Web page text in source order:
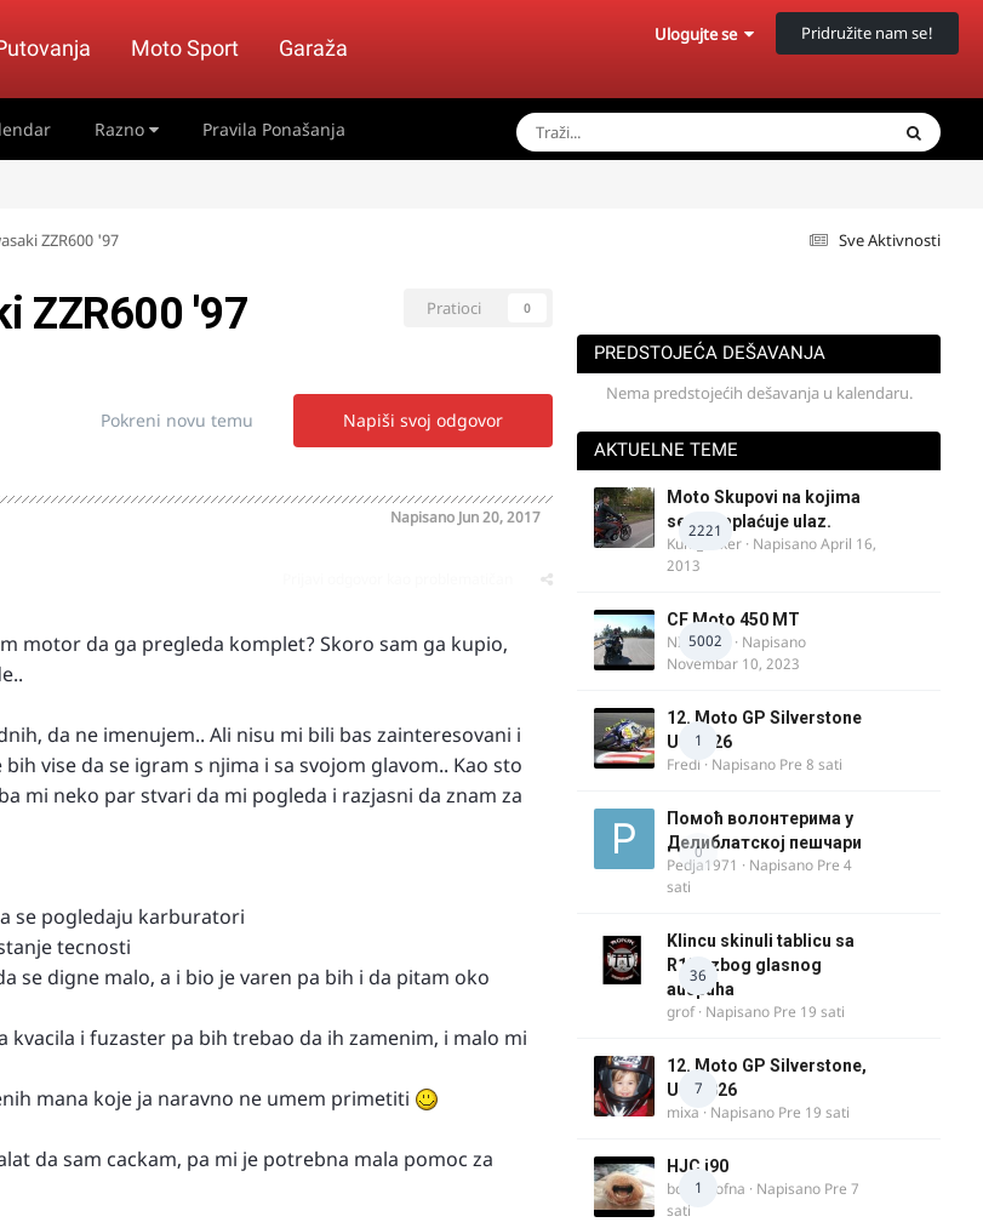
Moto Sport Garaža
Ulogujte se Pridružite nam se!
Razno Pravila Ponašanja
Sve Aktivnosti
ZZR600 '97
Pratioci 0
ZZR600 '97
Napiši svoj odgovor
Pokreni novu temu
Napisano Jun 20, 2017
motor da ga pregleda komplet? Skoro sam ga kupio,
da ne imenujem.. Ali nisu mi bili bas zainteresovani i
vise da se igram s njima i sa svojom glavom.. Kao sto
mi neko par stvari da mi pogleda i razjasni da znam za
se pogledaju karburatori
tecnosti
se digne malo, a i bio je varen pa bih i da pitam oko
i fuzaster pa bih trebao da ih zamenim, i malo mi
mana koje ja naravno ne umem primetiti
da sam cackam, pa mi je potrebna mala pomoc za
PREDSTOJEĆA DEŠAVANJA
Nema predstojećih dešavanja u kalendaru.
AKTUELNE TEME
2221
Moto Skupovi na kojima
se ne naplaćuje ulaz.
Kum_Mixer · NapisanoApril 16,
2013
5002
CF Moto 450 MT
NIKOLA 1
· Napisano
Novembar 10, 2023
1
12. Moto GP Silverstone
UK 2026
Fredi · Napisano Pre 8 sati
0
Помоћ волонтерима у
Делиблатској пешчари
Pedja1971 · Napisano Pre 4
sati
36
Klincu skinuli tablicu sa
R125 zbog glasnog
auspuha
grof· Napisano Pre 19 sati
7
12. Moto GP Silverstone,
UK, 2026
mixa · Napisano Pre 19 sati
1
HJC i90
bobi_krofna · Napisano Pre 7
sati